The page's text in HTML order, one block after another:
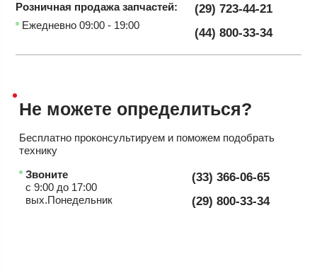
Розничная продажазапчастей:
Ежедневно 09:00 - 19:00
(29) 723-44-21
(44) 800-33-34
Не можете определиться?
Бесплатно проконсультируем и поможем подобрать
технику
Звоните
с 9:00 до 17:00
вых.Понедельник
(33) 366-06-65
(29) 800-33-34